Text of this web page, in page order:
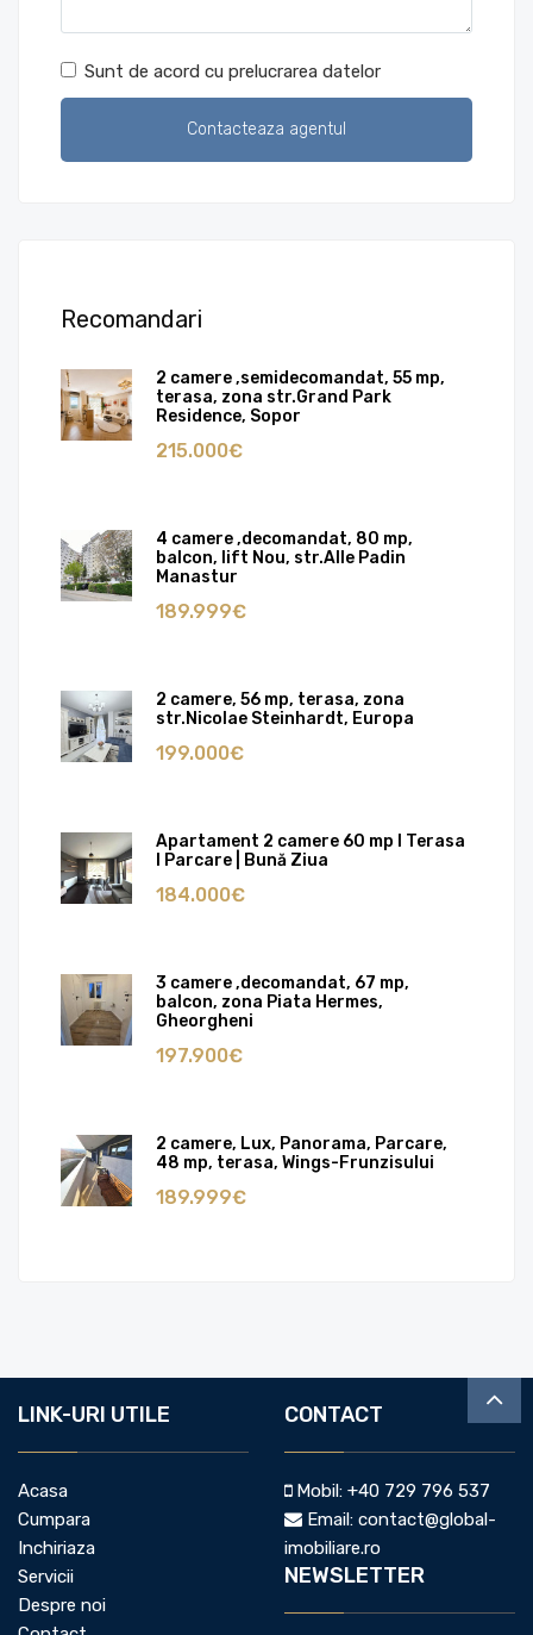
Sunt de acord cu prelucrarea datelor
Recomandari
2 camere ,semidecomandat, 55 mp,
terasa, zona str.Grand Park
Residence, Sopor
215.000€
4 camere ,decomandat, 80 mp,
balcon, lift Nou, str.Alle Padin
Manastur
189.999€
2 camere, 56 mp, terasa, zona
str.Nicolae Steinhardt, Europa
199.000€
Apartament 2 camere 60 mp I Terasa
I Parcare | Bună Ziua
184.000€
3 camere ,decomandat, 67 mp,
balcon, zona Piata Hermes,
Gheorgheni
197.900€
2 camere, Lux, Panorama, Parcare,
48 mp, terasa, Wings-Frunzisului
189.999€
LINK-URI UTILE
Acasa
Cumpara
Inchiriaza
Servicii
Despre noi
CONTACT
Mobil: +40 729 796 537
Email: contact@global-
imobiliare.ro
NEWSLETTER